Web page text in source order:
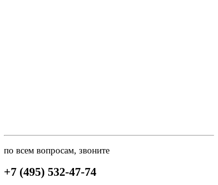
по всем вопросам, звоните
+7 (495) 532-47-74